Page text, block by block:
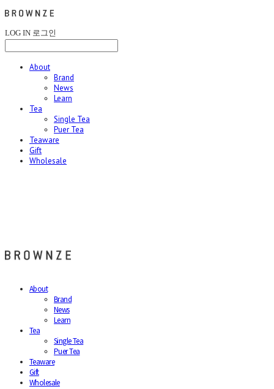
LOG IN 로그인
About
Brand
News
Learn
Tea
Single Tea
Puer Tea
Teaware
Gift
Wholesale
About
Brand
News
Learn
Tea
Single Tea
Puer Tea
Teaware
Gift
Wholesale